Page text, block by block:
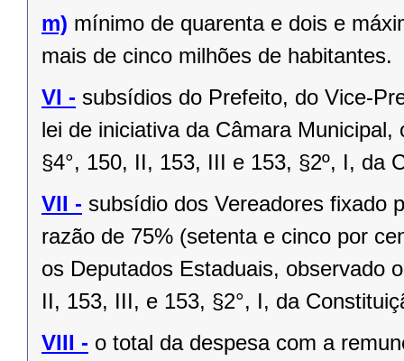
m) mínimo de quarenta e dois e
mais de cinco milhões de habitantes.
VI - subsídios do Prefeito, do Vice-
lei de iniciativa da Câmara
§4°, 150, II, 153, III e 153, §2º, I, da
VII - subsídio dos Vereadores fixado
razão de 75% (setenta e cinco por
os Deputados Estaduais, observado
II, 153, III, e 153, §2°, I, da
VIII - o total da despesa com a